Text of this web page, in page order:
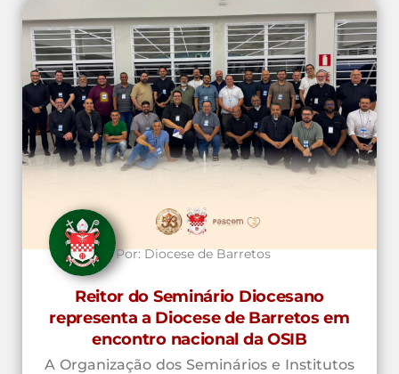
Por:Diocese de Barretos
Reitor do Seminário Diocesano
representa a Diocese de Barretos em
encontro nacional da OSIB
A Organização dos Seminários e Institutos